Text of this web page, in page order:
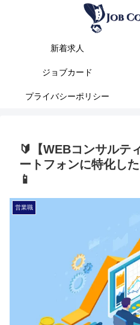
新着求人
ジョブカード
プライバシーポリシー
🔰【WEBコンサルテ
ートフォンに特化し
📱
営業職